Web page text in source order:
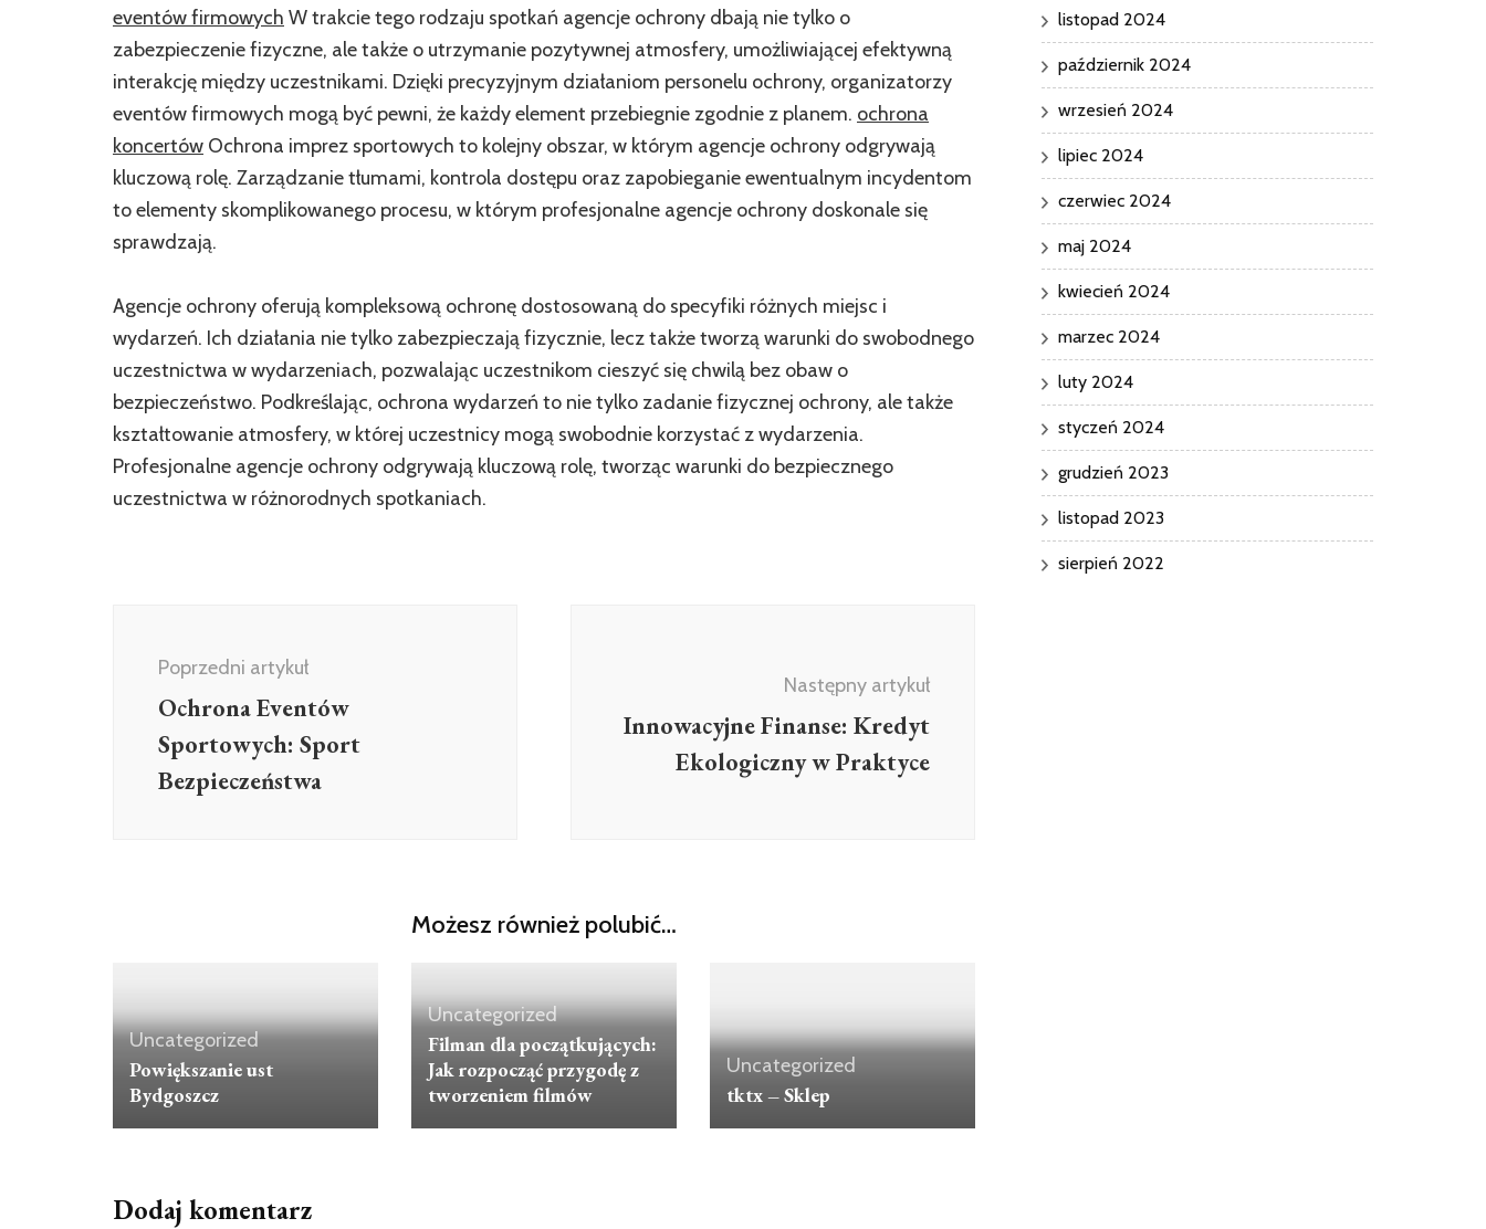
eventów firmowych W trakcie tego rodzaju spotkań agencje ochrony dbają nie tylko o
zabezpieczenie fizyczne, ale także o utrzymanie pozytywnej atmosfery, umożliwiającej efektywną
interakcję między uczestnikami. Dzięki precyzyjnym działaniom personelu ochrony, organizatorzy
eventów firmowych mogą być pewni, że każdy element przebiegnie zgodnie z planem. ochrona
koncertów Ochrona imprez sportowych to kolejny obszar, w którym agencje ochrony odgrywają
kluczową rolę. Zarządzanie tłumami, kontrola dostępu oraz zapobieganie ewentualnym incydentom
to elementy skomplikowanego procesu, w którym profesjonalne agencje ochrony doskonale się
sprawdzają.
Agencje ochrony oferują kompleksową ochronę dostosowaną do specyfiki różnych miejsc i
wydarzeń. Ich działania nie tylko zabezpieczają fizycznie, lecz także tworzą warunki do swobodnego
uczestnictwa w wydarzeniach, pozwalając uczestnikom cieszyć się chwilą bez obaw o
bezpieczeństwo. Podkreślając, ochrona wydarzeń to nie tylko zadanie fizycznej ochrony, ale także
kształtowanie atmosfery, w której uczestnicy mogą swobodnie korzystać z wydarzenia.
Profesjonalne agencje ochrony odgrywają kluczową rolę, tworząc warunki do bezpiecznego
uczestnictwa w różnorodnych spotkaniach.
wpisuPoprzedni artykuł
Ochrona Eventów
Sportowych: Sport
Bezpieczeństwa
Następny artykuł
Innowacyjne Finanse: Kredyt
Ekologiczny w Praktyce
Możesz również polubić…
Uncategorized
Powiększanie ust
Bydgoszcz
Uncategorized
Filman dla początkujących:
Jak rozpocząć przygodę z
tworzeniem filmów
Uncategorized
tktx – Sklep
Dodaj komentarz
listopad 2024
październik 2024
wrzesień 2024
lipiec 2024
czerwiec 2024
maj 2024
kwiecień 2024
marzec 2024
luty 2024
styczeń 2024
grudzień 2023
listopad 2023
sierpień 2022